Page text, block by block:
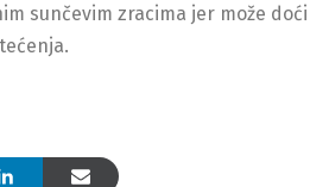
sunčevim zracima jer može doći